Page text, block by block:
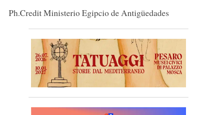
Ph.Credit Ministerio Egipcio de Antigüedades